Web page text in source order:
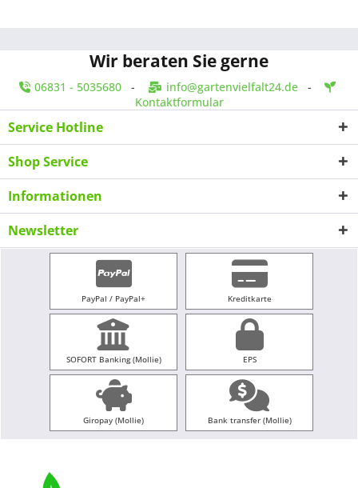
Wir beraten Sie gerne
06831 - 5035680- info@gartenvielfalt24.de-
Kontaktformular
Service Hotline
Shop Service
Informationen
Newsletter
PayPal / PayPal+ Kreditkarte
SOFORT Banking (Mollie) EPS
Giropay (Mollie) Bank transfer (Mollie)